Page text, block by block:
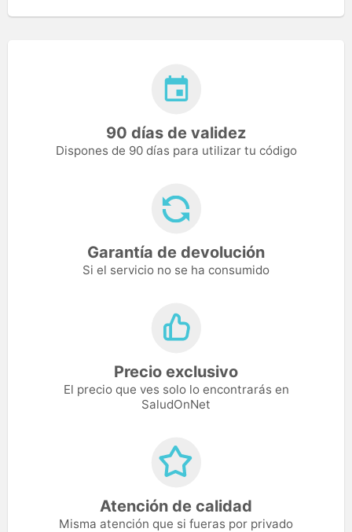
90 días de validez
Dispones de 90 días para utilizar tu código
Garantía de devolución
Si el servicio no se ha consumido
Precio exclusivo
El precio que ves solo lo encontrarás en
SaludOnNet
Atención de calidad
Misma atención que si fueras por privado